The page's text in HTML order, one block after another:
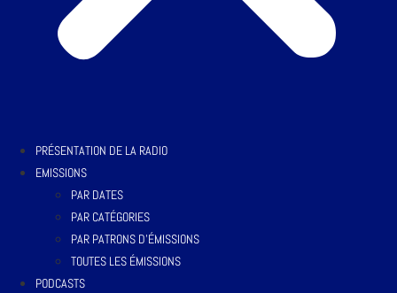
PRÉSENTATION DE LA RADIO
EMISSIONS
PAR DATES
PAR CATÉGORIES
PAR PATRONS D’ÉMISSIONS
TOUTES LES ÉMISSIONS
PODCASTS